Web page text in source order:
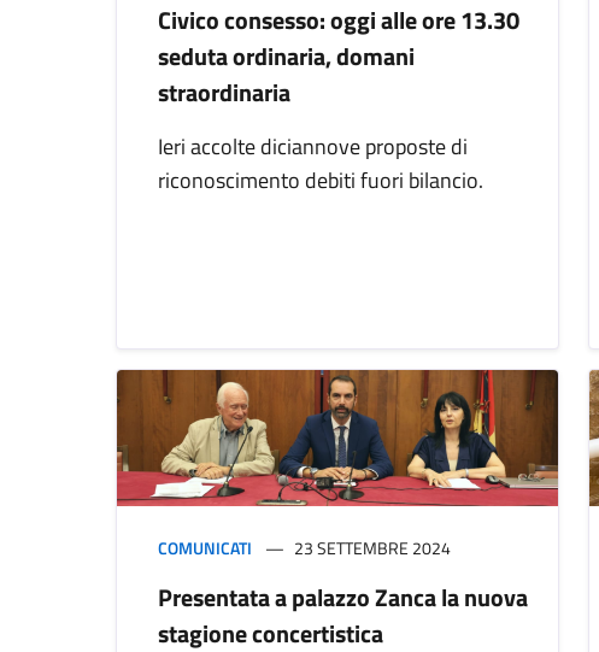
Civico consesso: oggi alle ore 13.30
seduta ordinaria, domani
straordinaria
Ieri accolte diciannove proposte di
riconoscimento debiti fuori bilancio.
COMUNICATI 23 SETTEMBRE 2024
Presentata a palazzo Zanca la nuova
stagione concertistica